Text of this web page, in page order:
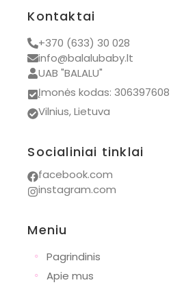
Kontaktai
+370 (633) 30 028
info@balalubaby.lt
UAB "BALALU"
Įmonės kodas: 306397608
Vilnius, Lietuva
Socialiniai tinklai
facebook.com
instagram.com
Meniu
◦
Pagrindinis
◦ Apie mus